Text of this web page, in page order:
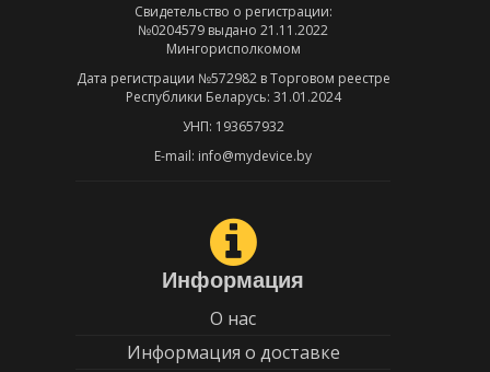
Свидетельство о регистрации:
№0204579 выдано 21.11.2022
Мингорисполкомом
Дата регистрации №572982 в Торговом реестре
Республики Беларусь: 31.01.2024
УНП: 193657932
E-mail: info@mydevice.by
Информация
О нас
Информация о доставке